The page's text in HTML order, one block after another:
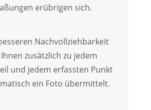
erübrigen sich.
Nachvollziehbarkeit
zusätzlich zu jedem
und jedem erfassten Punkt
ein Foto übermittelt.